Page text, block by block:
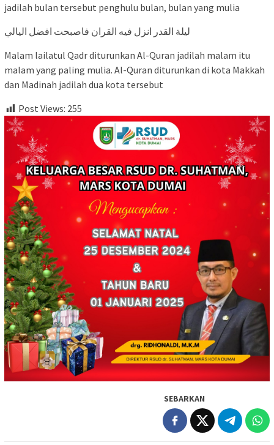
jadilah bulan tersebut penghulu bulan, bulan yang mulia
‎ليلة القدر انزل فيه القران فاصبحت افضل اليالي
Malam lailatul Qadr diturunkan Al-Quran jadilah malam itu
malam yang paling mulia. Al-Quran diturunkan di kota Makkah
dan Madinah jadilah dua kota tersebut
Post Views: 255
SEBARKAN